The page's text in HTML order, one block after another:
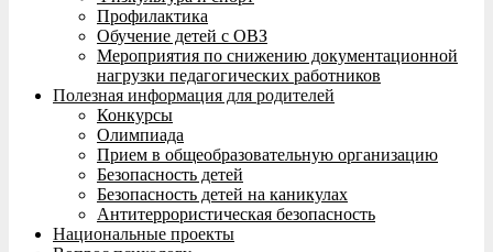
Профилактика
Обучение детей с ОВЗ
Мероприятия по снижению документационной
нагрузки педагогических работников
Полезная информация для родителей
Конкурсы
Олимпиада
Прием в общеобразовательную организацию
Безопасность детей
Безопасность детей на каникулах
Антитеррористическая безопасность
Национальные проекты